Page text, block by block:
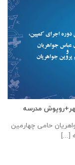
حامی چهارمین
[...]